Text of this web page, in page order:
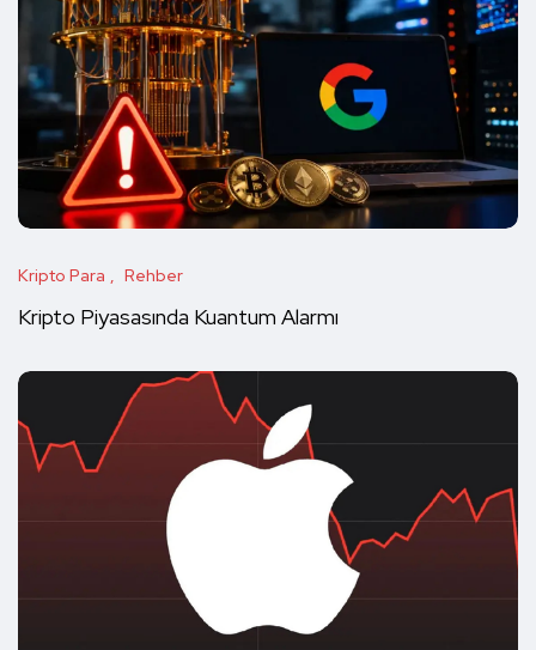
Kripto Para Rehber
Kripto Piyasasında Kuantum Alarmı